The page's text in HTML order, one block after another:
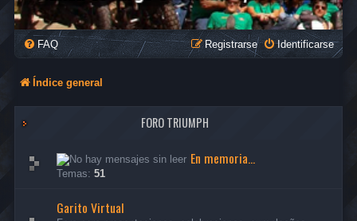
FAQ Identificarse
Registrarse
Índice general
FORO TRIUMPH
En memoria...
Temas: 51
Garito Virtual